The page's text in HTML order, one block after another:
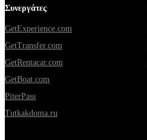
Συνεργάτες
GetExperience.com
GetTransfer.com
GetRentacar.com
GetBoat.com
PiterPass
Tutkakdoma.ru